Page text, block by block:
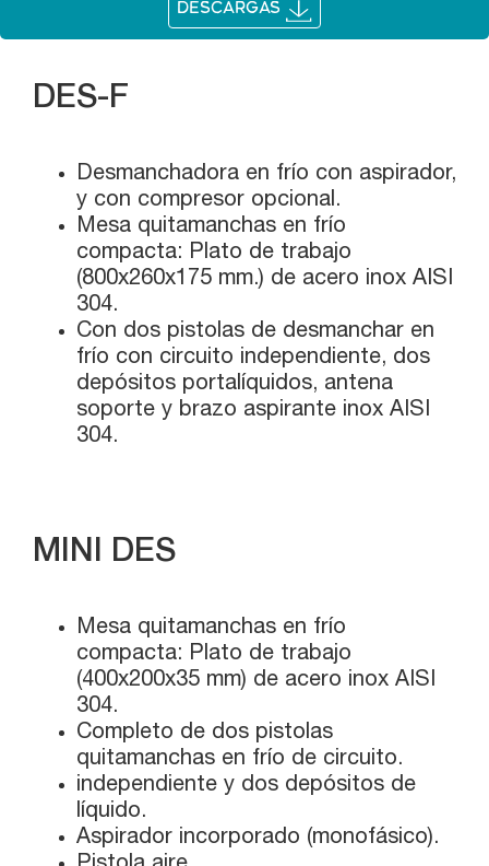
DESCARGAS
DES-F
Desmanchadora en frío con aspirador,
y con compresor opcional.
Mesa quitamanchas en frío
compacta: Plato de trabajo
(800x260x175 mm.) de acero inox AISI
304.
Con dos pistolas de desmanchar en
frío con circuito independiente, dos
depósitos portalíquidos, antena
soporte y brazo aspirante inox AISI
304.
MINI DES
Mesa quitamanchas en frío
compacta: Plato de trabajo
(400x200x35 mm) de acero inox AISI
304.
Completo de dos pistolas
quitamanchas en frío de circuito.
independiente y dos depósitos de
líquido.
Aspirador incorporado (monofásico).